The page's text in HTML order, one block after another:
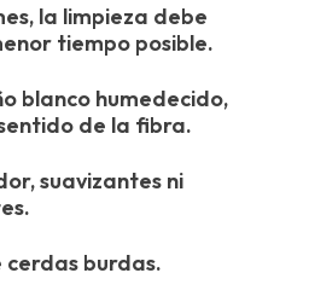
la limpieza debe
tiempo posible.
blanco humedecido,
de la fibra.
suavizantes ni
cerdas burdas.